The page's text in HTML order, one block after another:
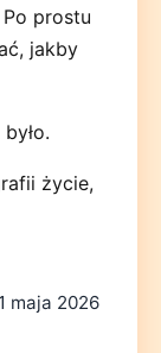
prostu
jakby
życie,
maja 2026